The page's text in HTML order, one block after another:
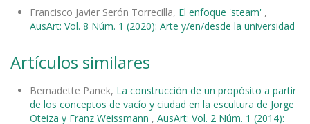
Francisco Javier Serón Torrecilla, El enfoque 'steam' ,
AusArt: Vol. 8 Núm. 1 (2020): Arte y/en/desde la universidad
Artículos similares
Bernadette Panek, La construcción de un propósito a partir
de los conceptos de vacío y ciudad en la escultura de Jorge
Oteiza y Franz Weissmann , AusArt: Vol. 2 Núm. 1 (2014):